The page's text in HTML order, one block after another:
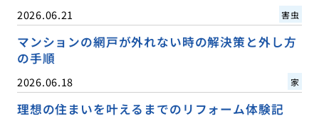
2026.06.21 害虫
マンションの網戸が外れない時の解決策と外し方
の手順
2026.06.18 家
理想の住まいを叶えるまでのリフォーム体験記